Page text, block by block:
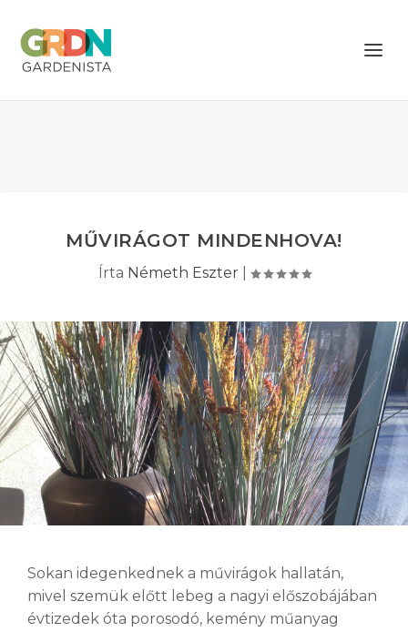
MŰVIRÁGOT MINDENHOVA!
Írta Németh Eszter
Sokan idegenkednek a művirágok hallatán,
mivel szemük előtt lebeg a nagyi előszobájában
évtizedek óta porosodó, kemény műanyag